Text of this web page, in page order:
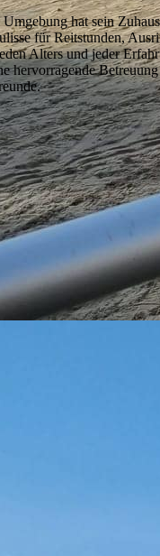
hat sein
für Reitstunden,
Alters und jeder
hervorragende